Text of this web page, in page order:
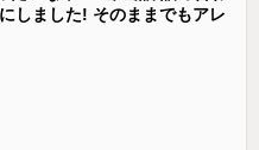
しました! そのままでもアレ